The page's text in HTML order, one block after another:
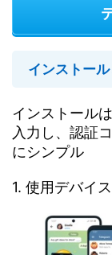
インストー
インストール
入力し、認証
にシンプル
1. 使用デバイ